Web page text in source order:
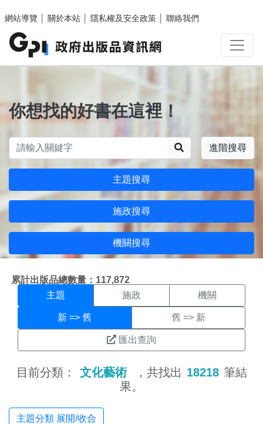
網站導覽
關於本站 隱私權及安全政策 聯絡我們
你想找的好書在這裡！
進階搜尋
主題搜尋
施政搜尋
機關搜尋
累計出版品總數量：117,872
主題搜尋結果頁面
主題 施政 機關
新 => 舊 舊 => 新
匯出查詢
目前分類： 文化藝術 ，共找出 18218 筆結
果。
主題分類 展開/收合